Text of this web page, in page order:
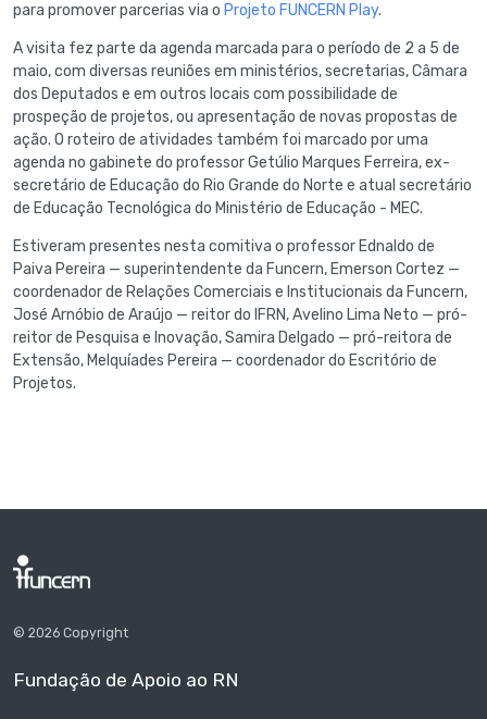
para promover parcerias via o Projeto FUNCERN Play.
A visita fez parte da agenda marcada para o período de 2 a 5 de
maio, com diversas reuniões em ministérios, secretarias, Câmara
dos Deputados e em outros locais com possibilidade de
prospeção de projetos, ou apresentação de novas propostas de
ação. O roteiro de atividades também foi marcado por uma
agenda no gabinete do professor Getúlio Marques Ferreira, ex-
secretário de Educação do Rio Grande do Norte e atual secretário
de Educação Tecnológica do Ministério de Educação - MEC.
Estiveram presentes nesta comitiva o professor Ednaldo de
Paiva Pereira — superintendente da Funcern, Emerson Cortez —
coordenador de Relações Comerciais e Institucionais da Funcern,
José Arnóbio de Araújo — reitor do IFRN, Avelino Lima Neto — pró-
reitor de Pesquisa e Inovação, Samira Delgado — pró-reitora de
Extensão, Melquíades Pereira — coordenador do Escritório de
Projetos.
© 2026 Copyright
Fundação de Apoio ao RN